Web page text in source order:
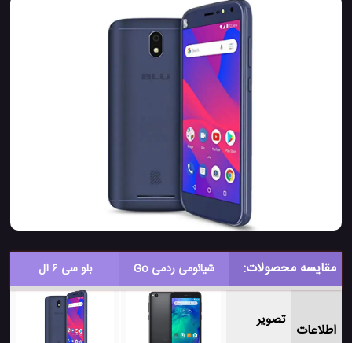
مقایسه محصولات: شیائومی ردمی Go بلو سی 6 ال
اطلاعات
تصویر